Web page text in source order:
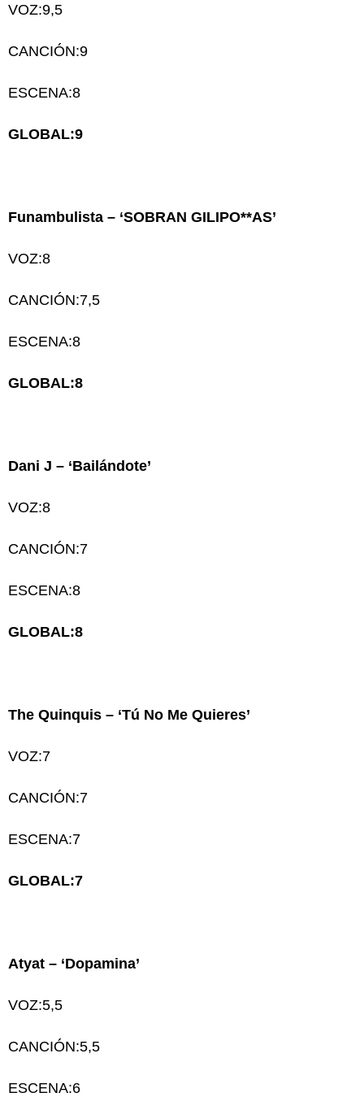
VOZ:9,5
CANCIÓN:9
ESCENA:8
GLOBAL:9
Funambulista – ‘SOBRAN GILIPO**AS’
VOZ:8
CANCIÓN:7,5
ESCENA:8
GLOBAL:8
Dani J – ‘Bailándote’
VOZ:8
CANCIÓN:7
ESCENA:8
GLOBAL:8
The Quinquis – ‘Tú No Me Quieres’
VOZ:7
CANCIÓN:7
ESCENA:7
GLOBAL:7
Atyat – ‘Dopamina’
VOZ:5,5
CANCIÓN:5,5
ESCENA:6